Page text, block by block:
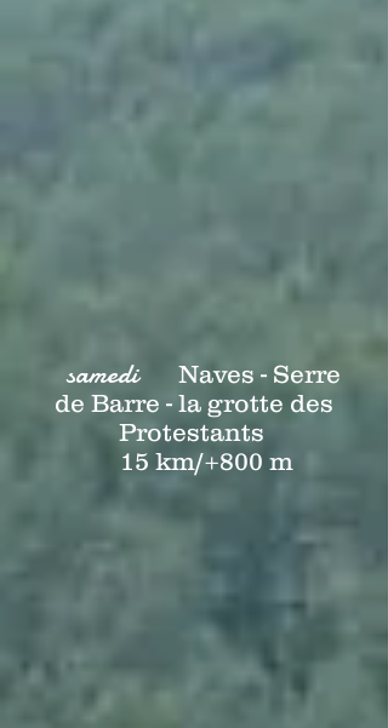
samedi
Naves - Serre
de Barre - la grotte des
Protestants
15 km/+800 m